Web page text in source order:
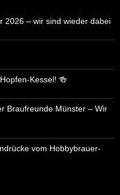
2026 – wir sind wieder dabei
Kessel! 🍻
Braufreunde Münster – Wir
vom Hobbybrauer-